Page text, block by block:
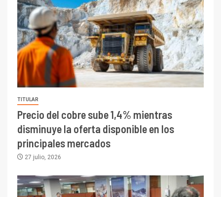
TITULAR
Precio del cobre sube 1,4% mientras
disminuye la oferta disponible en los
principales mercados
27 julio, 2026